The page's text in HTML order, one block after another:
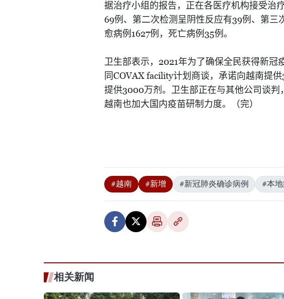
据治疗小组的报告，正在各医疗机构接受治
69例、第二次检测呈阴性反应有39例、第三
愈病例 1627例，死亡病例 35例。
卫生部表示， 2021年为了确保全民获得新冠
同 COVAX facility计划商谈，承诺向越南提供
提供3000万剂。卫生部正在与其他公司谈判
越南也加大国内疫苗研制力度。（完）
#越南 #新增 #新冠肺炎确诊病例 #本
相关新闻